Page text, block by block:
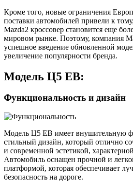
Кроме того, новые ограничения
поставки автомобилей привели к
Mazda2 кроссовер становится еще
мировом рынке. Поэтому, компания
успешное введение обновленной
увеличение популярности бренда.
Модель Ц5 ЕВ:
Функциональность и дизайн
Модель Ц5 ЕВ имеет внушительную
стильный дизайн, который отлично
и современной эстетикой,
Автомобиль оснащен прочной и
платформой, которая обеспечивает
безопасность на дороге.